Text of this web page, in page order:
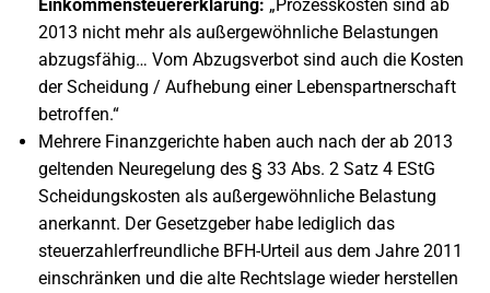
Einkommensteuererklärung: „Prozesskosten sind ab
2013 nicht mehr als außergewöhnliche Belastungen
abzugsfähig… Vom Abzugsverbot sind auch die Kosten
der Scheidung / Aufhebung einer Lebenspartnerschaft
betroffen.“
Mehrere Finanzgerichte haben auch nach der ab 2013
geltenden Neuregelung des § 33 Abs. 2 Satz 4 EStG
Scheidungskosten als außergewöhnliche Belastung
anerkannt. Der Gesetzgeber habe lediglich das
steuerzahlerfreundliche BFH-Urteil aus dem Jahre 2011
einschränken und die alte Rechtslage wieder herstellen